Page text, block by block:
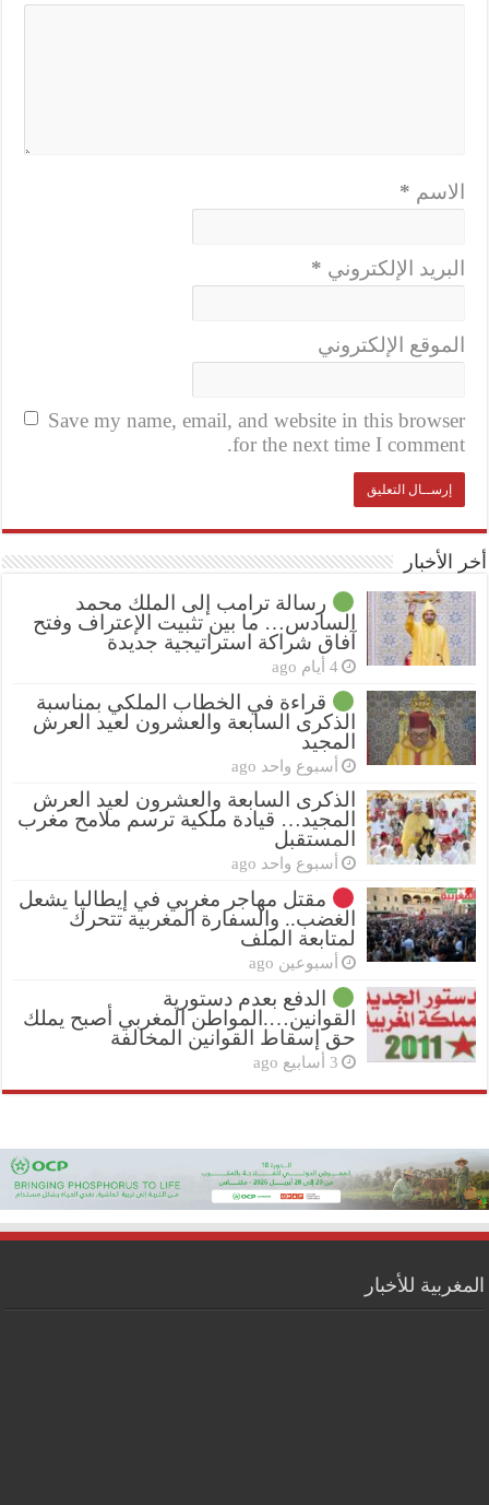
الاسم *
البريد الإلكتروني *
الموقع الإلكتروني
Save my name, email, and website in this browser
for the next time I comment.
أخر الأخبار
رسالة ترامب إلى الملك محمد
السادس… ما بين تثبيت الإعتراف وفتح
آفاق شراكة استراتيجية جديدة
4 أيام ago
قراءة في الخطاب الملكي بمناسبة
الذكرى السابعة والعشرون لعيد العرش
المجيد
أسبوع واحد ago
الذكرى السابعة والعشرون لعيد العرش
المجيد… قيادة ملكية ترسم ملامح مغرب
المستقبل
أسبوع واحد ago
مقتل مهاجر مغربي في إيطاليا يشعل
الغضب.. والسفارة المغربية تتحرك
لمتابعة الملف
أسبوعين ago
الدفع بعدم دستورية
القوانين….المواطن المغربي أصبح يملك
حق إسقاط القوانين المخالفة
3 أسابيع ago
المغربية للأخبار